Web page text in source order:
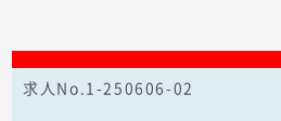
求人No.1-250606-02